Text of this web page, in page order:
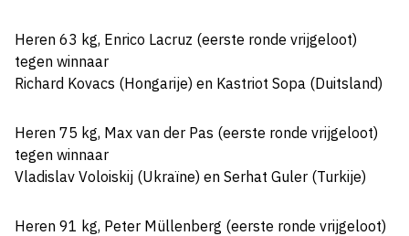
Heren 63 kg, Enrico Lacruz (eerste ronde vrijgeloot)
tegen winnaar
Richard Kovacs (Hongarije) en Kastriot Sopa (Duitsland)
Heren 75 kg, Max van der Pas (eerste ronde vrijgeloot)
tegen winnaar
Vladislav Voloiskij (Ukraïne) en Serhat Guler (Turkije)
Heren 91 kg, Peter Müllenberg (eerste ronde vrijgeloot)